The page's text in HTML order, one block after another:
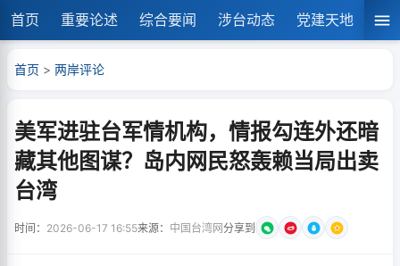
首页 重要论述 综合要闻 涉台动态 党建天地 湘
首页 > 两岸评论
美军进驻台军情机构，情报勾连外还暗
藏其他图谋？岛内网民怒轰赖当局出卖
台湾
时间： 2026-06-17 16:55来源： 中国台湾网分享到